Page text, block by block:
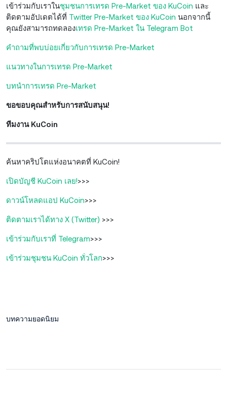
เข้าร่วมกับเราในชุมชนการเทรด Pre-Market ของ KuCoin และ
ติดตามอัปเดตได้ที่ Twitter Pre-Market ของ KuCoin นอกจากนี้
คุณยังสามารถทดลองเทรด Pre-Market ใน Telegram Bot
คำถามที่พบบ่อยเกี่ยวกับการเทรด Pre-Market
แนวทางในการเทรด Pre-Market
บทนำการเทรด Pre-Market
ขอขอบคุณสำหรับการสนับสนุน!
ทีมงาน KuCoin
ค้นหาคริปโตแห่งอนาคตที่ KuCoin!
เปิดบัญชี KuCoin เลย!>>>
ดาวน์โหลดแอป KuCoin>>>
ติดตามเราได้ทาง X (Twitter) >>>
เข้าร่วมกับเราที่ Telegram>>>
เข้าร่วมชุมชน KuCoin ทั่วโลก>>>
บทความยอดนิยม